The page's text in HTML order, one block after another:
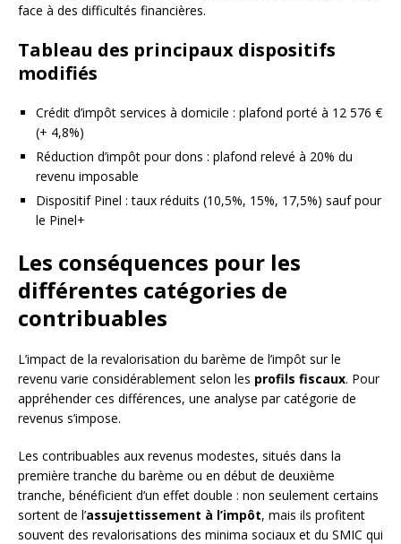
face à des difficultés financières.
Tableau des principaux dispositifs
modifiés
Crédit d’impôt services à domicile : plafond porté à 12 576 €
(+ 4,8%)
Réduction d’impôt pour dons : plafond relevé à 20% du
revenu imposable
Dispositif Pinel : taux réduits (10,5%, 15%, 17,5%) sauf pour
le Pinel+
Les conséquences pour les
différentes catégories de
contribuables
L’impact de la revalorisation du barème de l’impôt sur le
revenu varie considérablement selon les profils fiscaux. Pour
appréhender ces différences, une analyse par catégorie de
revenus s’impose.
Les contribuables aux revenus modestes, situés dans la
première tranche du barème ou en début de deuxième
tranche, bénéficient d’un effet double : non seulement certains
sortent de l’assujettissement à l’impôt, mais ils profitent
souvent des revalorisations des minima sociaux et du SMIC qui